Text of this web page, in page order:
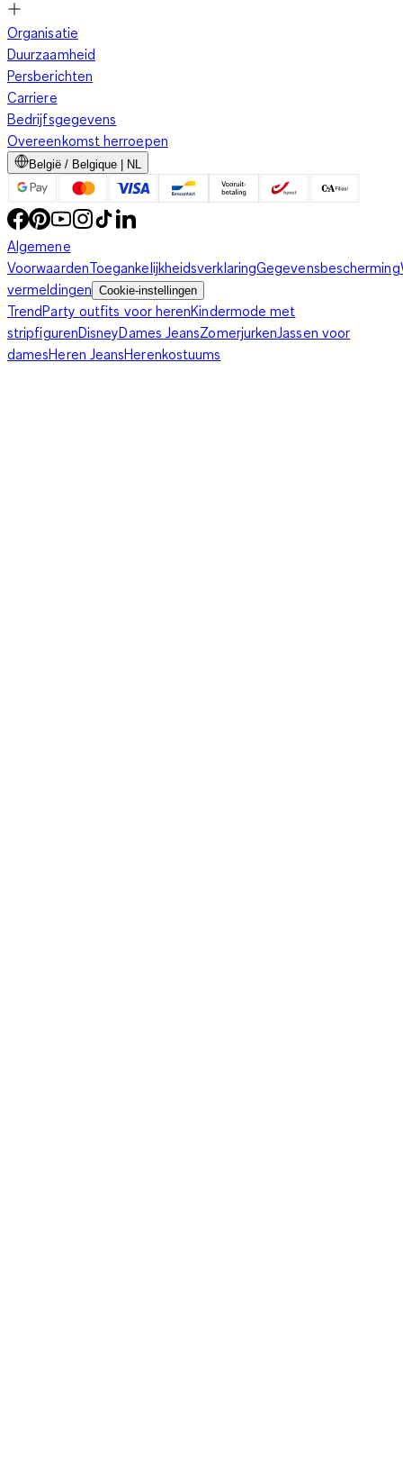
Organisatie
Duurzaamheid
Persberichten
Carriere
Bedrijfsgegevens
Overeenkomst herroepen
België / Belgique | NL
Algemene
VoorwaardenToegankelijkheidsverklaringGegevensbescherming
vermeldingen Cookie-instellingen
TrendParty outfits voor herenKindermode met
stripfigurenDisneyDames JeansZomerjurkenJassen voor
damesHeren JeansHerenkostuums